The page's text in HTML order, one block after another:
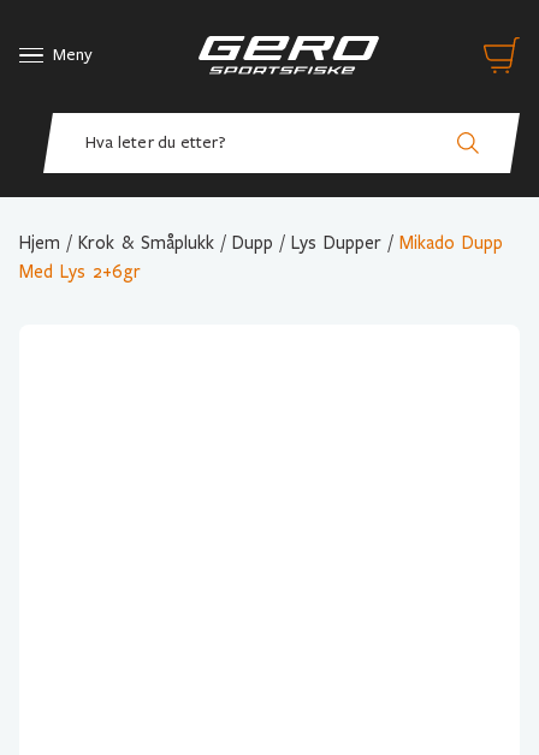
Meny
Hjem / Krok & Småplukk / Dupp / Lys Dupper / Mikado Dupp
Med Lys 2+6gr